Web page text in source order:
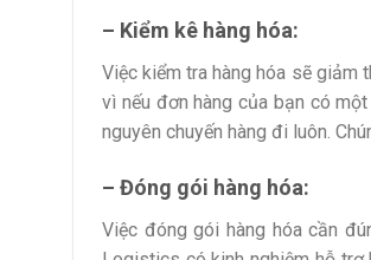
– Kiểm kê hàng hóa:
Việc kiểm tra hàng hóa sẽ giảm
vì nếu đơn hàng của bạn có
nguyên chuyến hàng đi luôn.
– Đóng gói hàng hóa:
Việc đóng gói hàng hóa cần